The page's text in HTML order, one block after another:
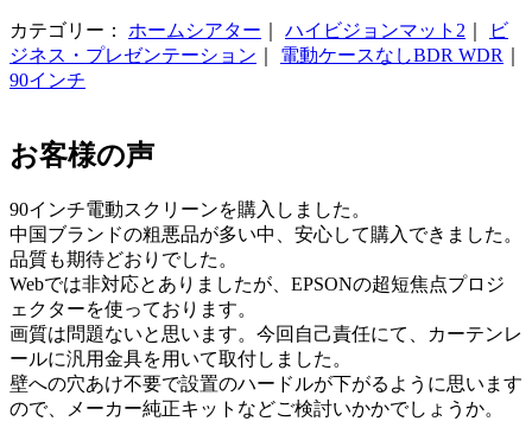
カテゴリー： ホームシアター ハイビジョンマット2
ビ
ジネス・プレゼンテーション
電動ケースなしBDR WDR
90インチ
お客様の声
90インチ電動スクリーンを購入しました。
中国ブランドの粗悪品が多い中、安心して購入できました。
品質も期待どおりでした。
Webでは非対応とありましたが、EPSONの超短焦点プロジ
ェクターを使っております。
画質は問題ないと思います。今回自己責任にて、カーテンレ
ールに汎用金具を用いて取付しました。
壁への穴あけ不要で設置のハードルが下がるように思います
ので、メーカー純正キットなどご検討いかかでしょうか。